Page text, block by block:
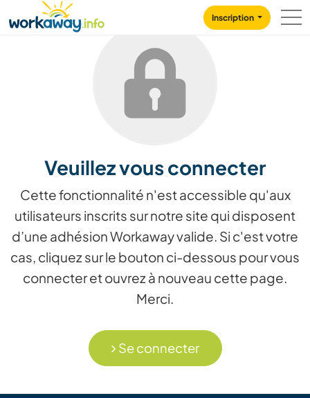
CONTENT
MAIN NAVIGATION
Inscription
Veuillez vous connecter
Cette fonctionnalité n'est accessible qu'aux
utilisateurs inscrits sur notre site qui disposent
d’une adhésion Workaway valide. Si c'est votre
cas, cliquez sur le bouton ci-dessous pour vous
connecter et ouvrez à nouveau cette page.
Merci.
Se connecter